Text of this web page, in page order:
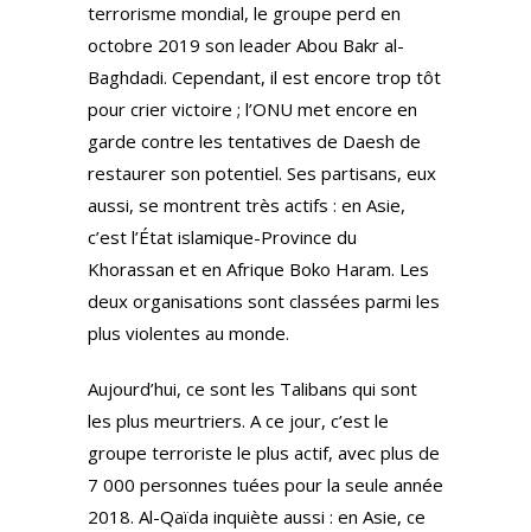
terrorisme mondial, le groupe perd en
octobre 2019 son leader Abou Bakr al-
Baghdadi. Cependant, il est encore trop tôt
pour crier victoire ; l’ONU met encore en
garde contre les tentatives de Daesh de
restaurer son potentiel. Ses partisans, eux
aussi, se montrent très actifs : en Asie,
c’est l’État islamique-Province du
Khorassan et en Afrique Boko Haram. Les
deux organisations sont classées parmi les
plus violentes au monde.
Aujourd’hui, ce sont les Talibans qui sont
les plus meurtriers. A ce jour, c’est le
groupe terroriste le plus actif, avec plus de
7 000 personnes tuées pour la seule année
2018. Al-Qaïda inquiète aussi : en Asie, ce